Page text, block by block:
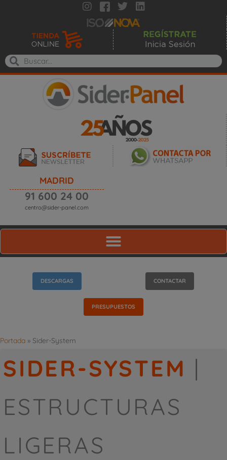
MADRID
91 600 24 00
centro@sider-panel.com
DESCARGAS CONTACTAR
PRESUPUESTOS
Portada » Sider-System
SIDER-SYSTEM |
ESTRUCTURAS
LIGERAS